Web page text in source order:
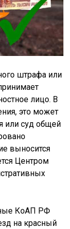
штрафа или
лицо. В
это может
или суд общей
выносится
Центром
КоАП РФ
на красный